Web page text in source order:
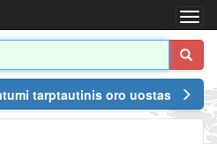
tarptautinis oro uostas